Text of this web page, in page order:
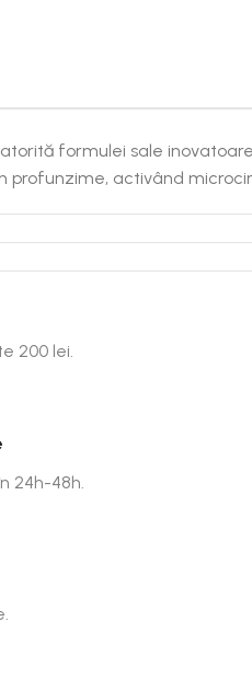
formulei sale
profunzime, activând
200 lei.
24h-48h.